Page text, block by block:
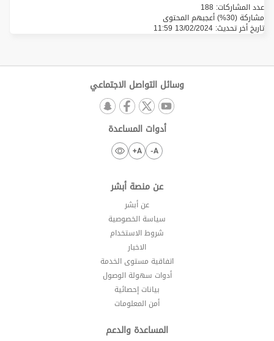
عدد المشاركات: 188
مشاركة (30%) أعجبهم المحتوى
تاريخ أخر تحديث: 13/02/2024 11:59
وسائل التواصل الاجتماعي
أدوات المساعدة
A-
A+
عن منصة أبشر
عن أبشر
سياسة الخصوصية
شروط الاستخدام
الاخبار
اتفاقية مستوى الخدمة
أدوات سهولة الوصول
بيانات إحصائية
أمن المعلومات
المساعدة والدعم